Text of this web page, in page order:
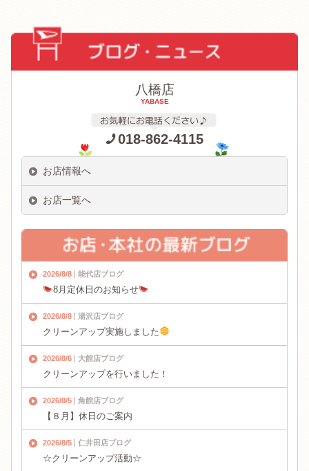
八橋店
YABASE
018-862-4115
お店情報へ
お店一覧へ
2026/8/8 能代店ブログ
8月定休日のお知らせ
2026/8/8 湯沢店ブログ
クリーンアップ実施しました
2026/8/6 大館店ブログ
クリーンアップを行いました！
2026/8/5 角館店ブログ
【８月】休日のご案内
2026/8/5 仁井田店ブログ
☆クリーンアップ活動☆